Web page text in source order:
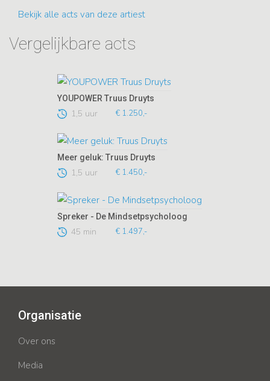
Bekijk alle acts van deze artiest
Vergelijkbare acts
YOUPOWER Truus Druyts
1,5 uur € 1.250,-
Meer geluk: Truus Druyts
1,5 uur € 1.450,-
Spreker - De Mindsetpsycholoog
45 min € 1.497,-
Organisatie
Over ons
Media